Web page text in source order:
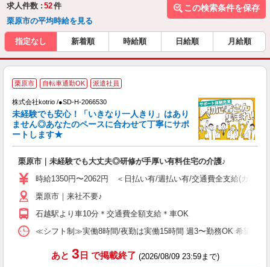
求人件数 : 52件
栗原市の平均時給を見る
この検索条件を保存
指定なし 新着順 時給順 日給順 月給順
栗原市 自転車通勤OK 派遣社員
株式会社kotrio /●SD-H-2066530
未経験でも安心！「いきなり一人きり」はあり
ません◎あなたのペースに合わせて丁寧にサポ
ートします★
栗原市｜未経験でも大丈夫◎研修が手厚い有料住宅の介護♪
時給1350円〜2062円 ＜日払い有/週払い有/交通費全支給(ガソリ
栗原市｜来社不要♪
石越駅より車10分＊交通費全額支給＊車OK
≪シフト制≫実働8時間/夜勤は実働15時間 週3〜勤務OK 希望シ
あと 3 日 で掲載終了 (2026/08/09 23:59まで)